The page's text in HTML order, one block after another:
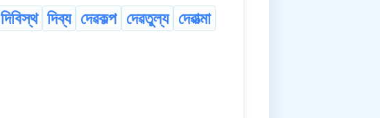
দিবিস্থ দিব্য দেৱকল্প দেৱতুল্য দেৱাত্মা